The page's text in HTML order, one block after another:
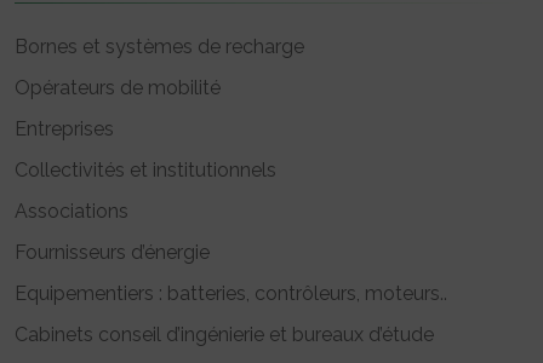
Bornes et systèmes de recharge
Opérateurs de mobilité
Entreprises
Collectivités et institutionnels
Associations
Fournisseurs d’énergie
Equipementiers : batteries, contrôleurs, moteurs..
Cabinets conseil d’ingénierie et bureaux d’étude